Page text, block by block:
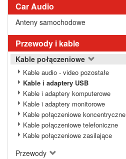
Car Audio
Anteny samochodowe
Przewody i kable
Kable połączeniowe
Kable audio - video pozostałe
Kable i adaptery USB
Kable i adaptery komputerowe
Kable i adaptery monitorowe
Kable połączeniowe koncentryczne
Kable połączeniowe telefoniczne
Kable połączeniowe zasilające
Przewody